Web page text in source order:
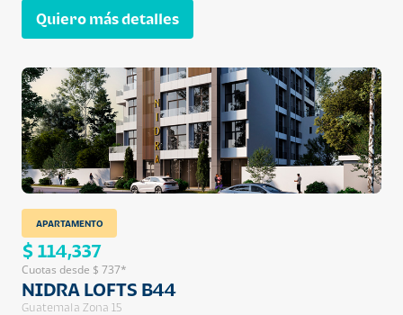
Quiero más detalles
APARTAMENTO
$ 114,337
Cuotas desde $ 737*
NIDRA LOFTS B44
Guatemala Zona 15